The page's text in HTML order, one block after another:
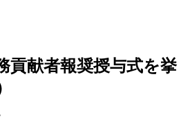
献者報奨授与式を挙